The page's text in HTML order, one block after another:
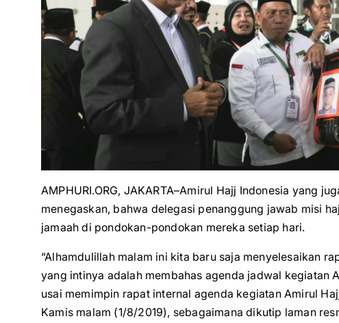
AMPHURI.ORG, JAKARTA–Amirul Hajj Indonesia yang
menegaskan, bahwa delegasi penanggung jawab misi
jamaah di pondokan-pondokan mereka setiap hari.
“Alhamdulillah malam ini kita baru saja menyelesaikan
yang intinya adalah membahas agenda jadwal kegiatan
usai memimpin rapat internal agenda kegiatan Amirul
Kamis malam (1/8/2019), sebagaimana dikutip laman